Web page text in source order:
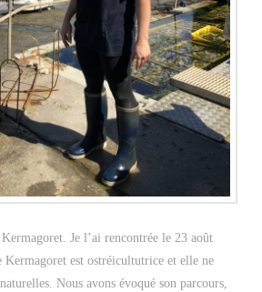
Je l’ai rencontrée le 23 août
est ostréicultutrice et elle ne
Nous avons évoqué son parcours,